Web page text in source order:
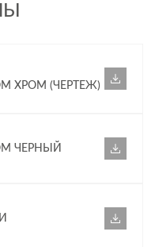
ХРОМ (ЧЕРТЕЖ)
ЧЕРНЫЙ